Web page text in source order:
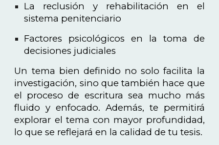
La reclusión y rehabilitación en el
sistema penitenciario
Factores psicológicos en la toma de
decisiones judiciales
Un tema bien definido no solo facilita la
investigación, sino que también hace que
el proceso de escritura sea mucho más
fluido y enfocado. Además, te permitirá
explorar el tema con mayor profundidad,
lo que se reflejará en la calidad de tu tesis.